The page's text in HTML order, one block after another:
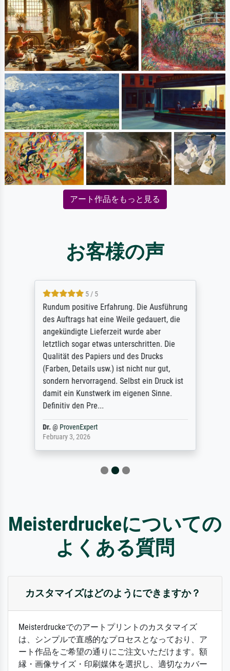
アート作品をもっと見る
お客様の声
5 / 5
Rundum positive Erfahrung. Die Ausführung
des Auftrags hat eine Weile gedauert, die
angekündigte Lieferzeit wurde aber
letztlich sogar etwas unterschritten. Die
Qualität des Papiers und des Drucks
(Farben, Details usw.) ist nicht nur gut,
sondern hervorragend. Selbst ein Druck ist
damit ein Kunstwerk im eigenen Sinne.
Definitiv den Pre...
Dr.@ ProvenExpert
February 3, 2026
Meisterdruckeについての
よくある質問
カスタマイズはどのようにできますか？
Meisterdruckeでのアートプリントのカスタマイズ
は、シンプルで直感的なプロセスとなっており、ア
ート作品をご希望の通りにご注文いただけます。額
縁・画像サイズ・印刷媒体を選択し、適切なカバー